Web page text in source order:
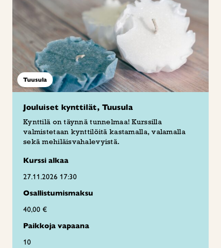
Tuusula
Jouluiset kynttilät, Tuusula
Kynttilä on täynnä tunnelmaa! Kurssilla
valmistetaan kynttilöitä kastamalla, valamalla
sekä mehiläisvahalevyistä.
Kurssi alkaa
27.11.2026 17:30
Osallistumismaksu
40,00 €
Paikkoja vapaana
10